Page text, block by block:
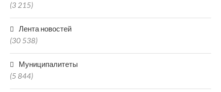
(3 215)
Лента новостей
(30 538)
Муниципалитеты
(5 844)